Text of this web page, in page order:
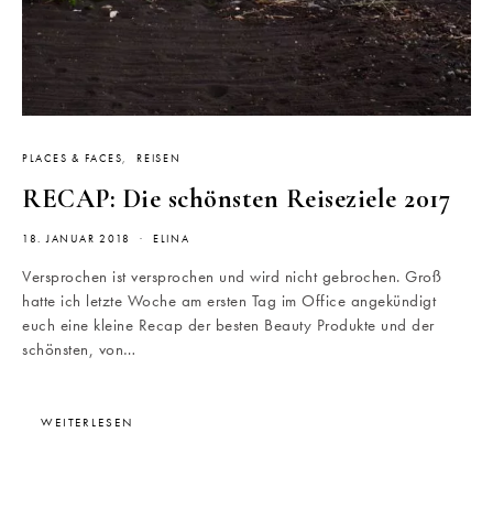
PLACES & FACES REISEN
RECAP: Die schönsten Reiseziele 2017
18. JANUAR 2018 ELINA
Versprochen ist versprochen und wird nicht gebrochen. Groß
hatte ich letzte Woche am ersten Tag im Office angekündigt
euch eine kleine Recap der besten Beauty Produkte und der
schönsten, von…
WEITERLESEN